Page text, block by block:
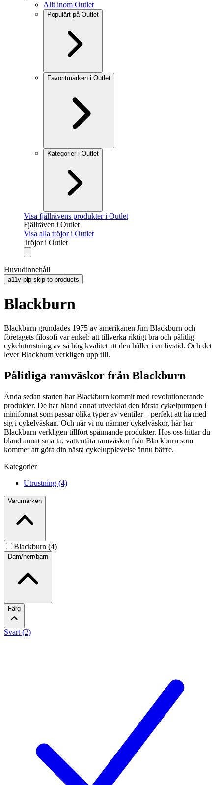
Allt inom Outlet
Populärt på Outlet
Favoritmärken i Outlet
Kategorier i Outlet
Visa fjällrävens produkter i Outlet
Fjällräven i Outlet
Visa alla tröjor i Outlet
Tröjor i Outlet
Huvudinnehåll
a11y-plp-skip-to-products
Blackburn
Blackburn grundades 1975 av amerikanen Jim Blackburn och
företagets filosofi var enkel: att tillverka riktigt bra och pålitlig
cykelutrustning av så hög kvalitet att den håller i en livstid. Och det
lever Blackburn verkligen upp till.
Pålitliga ramväskor från Blackburn
Ända sedan starten har Blackburn kommit med revolutionerande
produkter. De har bland annat utvecklat den första cykelpumpen i
miniformat som passar olika typer av ventiler – perfekt att ha med
sig i cykelväskan. Och när vi nu nämner cykelväskor, här har
Blackburn verkligen tillfört spännande produkter. Hos oss hittar du
bland annat smarta, vattentäta ramväskor från Blackburn som
kommer att göra din nästa cykelupplevelse ännu bättre.
Kategorier
Utrustning (4)
Varumärken
Blackburn (4)
Dam/herr/barn
Färg
Svart (2)